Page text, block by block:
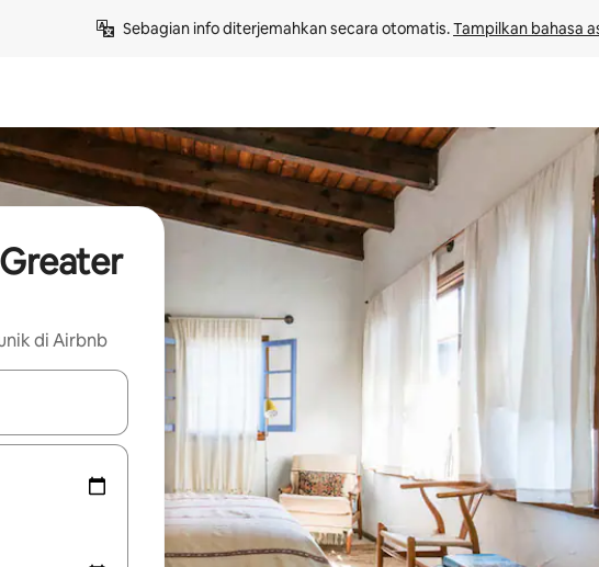
Sebagian info diterjemahkan secara otomatis. Tampilkan bahasa
di Airbnb
dengan tombol panah ke atas dan ke bawah atau jelajahi dengan sentuhan atau